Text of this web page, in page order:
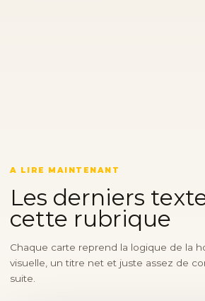
A LIRE MAINTENANT
Les derniers
cette rubrique
Chaque carte reprend la logique de la
visuelle, un titre net et juste assez de
suite.